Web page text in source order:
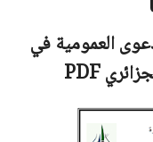
العمومية في
PDF